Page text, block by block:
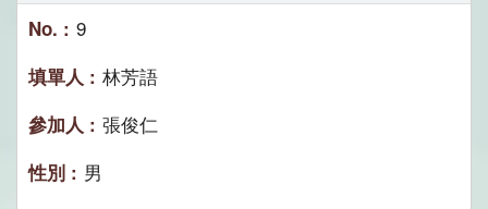
9
林芳語
張俊仁
男